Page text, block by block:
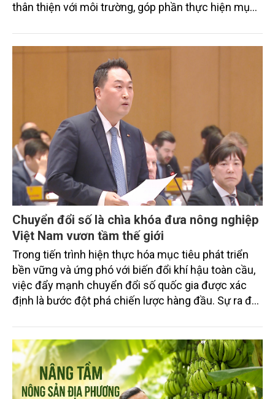
thân thiện với môi trường, góp phần thực hiện mục
trình thu hút sự tham gia của đông đảo đại biểu đến
từ các cơ quan quản lý nhà nước, đơn vị nghiên cứu,
doanh nghiệp, hợp tác xã và nông dân đang trực
tiếp triển khai mô hình sản xuất lúa phát thải thấp.
Chuyển đổi số là chìa khóa đưa nông nghiệp
Việt Nam vươn tầm thế giới
Trong tiến trình hiện thực hóa mục tiêu phát triển
bền vững và ứng phó với biến đổi khí hậu toàn cầu,
việc đẩy mạnh chuyển đổi số quốc gia được xác
định là bước đột phá chiến lược hàng đầu. Sự ra đời
mạnh mẽ, thúc đẩy quá trình cải cách toàn diện,
minh bạch hóa chuỗi cung ứng và nâng cao hiệu
quả quản lý môi trường, đặc biệt trong hai lĩnh vực
then chốt là nông nghiệp và môi trường.